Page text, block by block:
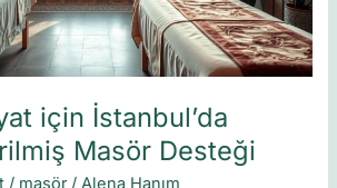
için İstanbul’da
Masör Desteği
/ masör/Alena Hanım